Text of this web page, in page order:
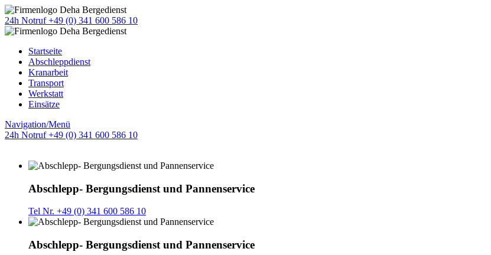
24h Notruf +49 (0) 341 600 586 10
Startseite
Abschleppdienst
Kranarbeit
Transport
Werkstatt
Einsätze
Navigation/Menü
24h Notruf +49 (0) 341 600 586 10
Abschlepp- Bergungsdienst und Pannenservice
Tel Nr. +49 (0) 341 600 586 10
Abschlepp- Bergungsdienst und Pannenservice